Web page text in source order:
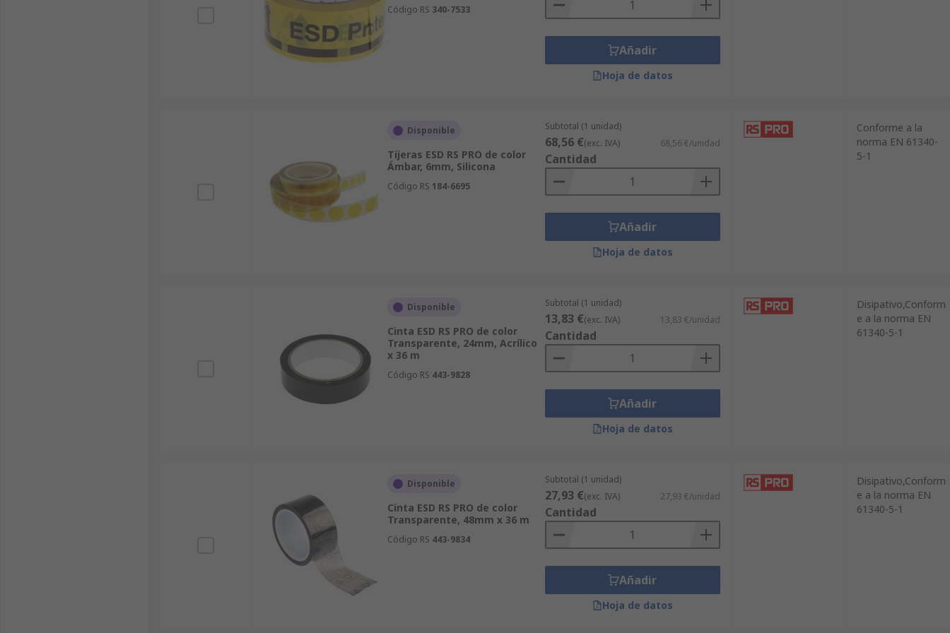
Código RS 340-7533
Añadir
Hoja de datos
Disponible
Tijeras ESD RS PRO de color
Ámbar, 6mm, Silicona
Código RS 184-6695
Subtotal (1 unidad)
68,56 €(exc. IVA) 68,56 €/unidad
Cantidad
Añadir
Hoja de datos
Conforme a la
norma EN 61340-
5-1
Disponible
Cinta ESD RS PRO de color
Transparente, 24mm, Acrílico
x 36 m
Código RS 443-9828
Subtotal (1 unidad)
13,83 €(exc. IVA) 13,83 €/unidad
Cantidad
Añadir
Hoja de datos
Disipativo,Conform
e a la norma EN
61340-5-1
Disponible
Cinta ESD RS PRO de color
Transparente, 48mm x 36 m
Código RS 443-9834
Subtotal (1 unidad)
27,93 €(exc. IVA) 27,93 €/unidad
Cantidad
Añadir
Hoja de datos
Disipativo,Conform
e a la norma EN
61340-5-1